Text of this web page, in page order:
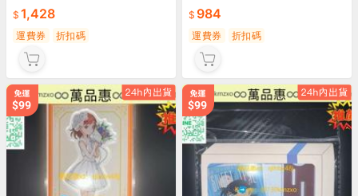
1,428
運費券 折扣碼
984
運費券 折扣碼